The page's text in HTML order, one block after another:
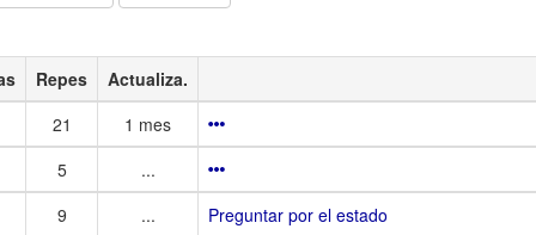
Repes Actualiza.
21
1 mes
5
...
9
... Preguntar por el estado